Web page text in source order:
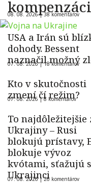
08. 08. 2026 |38 komentárov
USA a Irán sú
dohody. Bessent
naznačil možný
07. 08. 2026 |18 komentárov
Kto v skutočnosti
zmení čí režim?
07. 08. 2026 |8 komentárov
To najdôležitejšie
Ukrajiny – Rusi
blokujú prístavy,
blokuje vývoz
kvótami, sťažujú
Ukrajinci
07. 08. 2026 |26 komentárov